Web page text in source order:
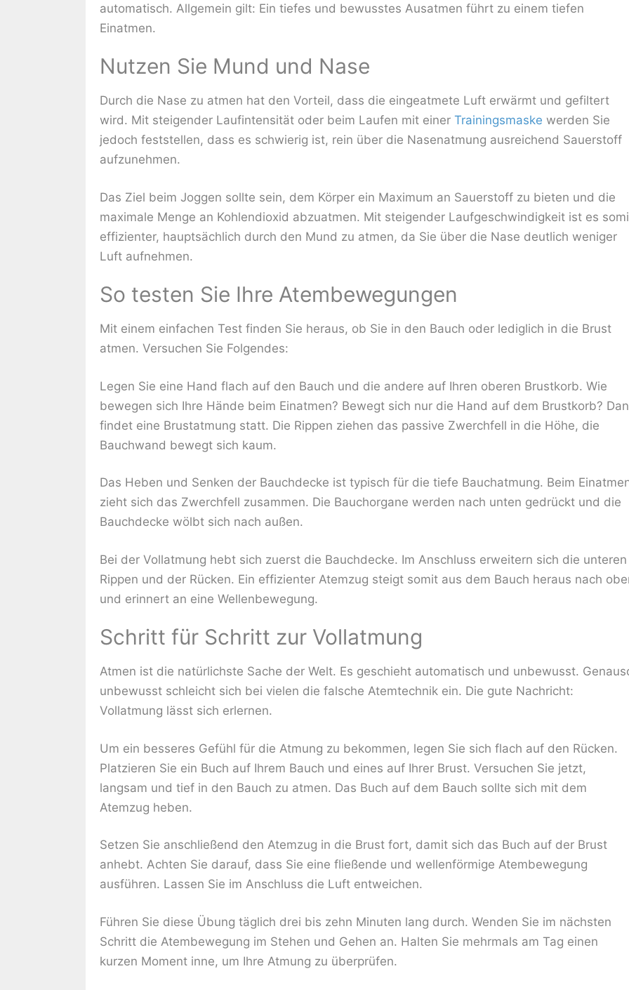
automatisch. Allgemein gilt: Ein tiefes und bewusstes Ausatmen führt zu einem tiefen
Einatmen.
Nutzen Sie Mund und Nase
Durch die Nase zu atmen hat den Vorteil, dass die eingeatmete Luft erwärmt und gefiltert
wird. Mit steigender Laufintensität oder beim Laufen mit einer Trainingsmaske werden Sie
jedoch feststellen, dass es schwierig ist, rein über die Nasenatmung ausreichend Sauerstoff
aufzunehmen.
Das Ziel beim Joggen sollte sein, dem Körper ein Maximum an Sauerstoff zu bieten und die
maximale Menge an Kohlendioxid abzuatmen. Mit steigender Laufgeschwindigkeit ist es
effizienter, hauptsächlich durch den Mund zu atmen, da Sie über die Nase deutlich weniger
Luft aufnehmen.
So testen Sie Ihre Atembewegungen
Mit einem einfachen Test finden Sie heraus, ob Sie in den Bauch oder lediglich in die Brust
atmen. Versuchen Sie Folgendes:
Legen Sie eine Hand flach auf den Bauch und die andere auf Ihren oberen Brustkorb. Wie
bewegen sich Ihre Hände beim Einatmen? Bewegt sich nur die Hand auf dem Brustkorb?
findet eine Brustatmung statt. Die Rippen ziehen das passive Zwerchfell in die Höhe, die
Bauchwand bewegt sich kaum.
Das Heben und Senken der Bauchdecke ist typisch für die tiefe Bauchatmung. Beim
zieht sich das Zwerchfell zusammen. Die Bauchorgane werden nach unten gedrückt und die
Bauchdecke wölbt sich nach außen.
Bei der Vollatmung hebt sich zuerst die Bauchdecke. Im Anschluss erweitern sich die unteren
Rippen und der Rücken. Ein effizienter Atemzug steigt somit aus dem Bauch heraus nach
und erinnert an eine Wellenbewegung.
Schritt für Schritt zur Vollatmung
Atmen ist die natürlichste Sache der Welt. Es geschieht automatisch und unbewusst.
unbewusst schleicht sich bei vielen die falsche Atemtechnik ein. Die gute Nachricht:
Vollatmung lässt sich erlernen.
Um ein besseres Gefühl für die Atmung zu bekommen, legen Sie sich flach auf den Rücken.
Platzieren Sie ein Buch auf Ihrem Bauch und eines auf Ihrer Brust. Versuchen Sie jetzt,
langsam und tief in den Bauch zu atmen. Das Buch auf dem Bauch sollte sich mit dem
Atemzug heben.
Setzen Sie anschließend den Atemzug in die Brust fort, damit sich das Buch auf der Brust
anhebt. Achten Sie darauf, dass Sie eine fließende und wellenförmige Atembewegung
ausführen. Lassen Sie im Anschluss die Luft entweichen.
Führen Sie diese Übung täglich drei bis zehn Minuten lang durch. Wenden Sie im nächsten
Schritt die Atembewegung im Stehen und Gehen an. Halten Sie mehrmals am Tag einen
kurzen Moment inne, um Ihre Atmung zu überprüfen.